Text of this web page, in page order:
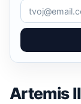
Artemis